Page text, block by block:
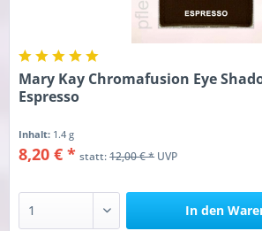
Mary Kay Chromafusion Eye
Espresso
Inhalt: 1.4 g
8,20 € * statt:12,00 € *UVP
In den